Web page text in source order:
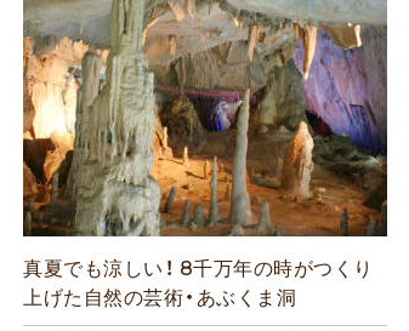
真夏でも涼しい！ 8千万年の時がつくり
上げた自然の芸術・あぶくま洞